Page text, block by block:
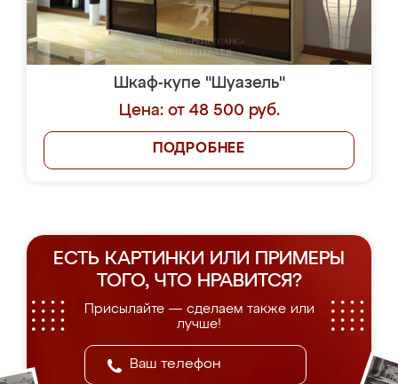
Шкаф-купе "Шуазель"
Цена: от 48 500 руб.
ПОДРОБНЕЕ
ЕСТЬ КАРТИНКИ ИЛИ ПРИМЕРЫ
ТОГО, ЧТО НРАВИТСЯ?
Присылайте — сделаем также или
лучше!